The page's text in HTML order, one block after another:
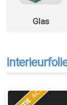
Glas